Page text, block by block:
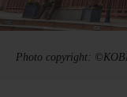
Photo copyright: